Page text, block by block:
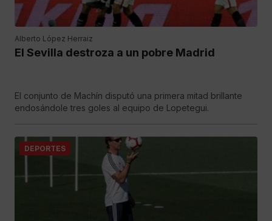
Alberto López Herraiz
El Sevilla destroza a un pobre Madrid
El conjunto de Machín disputó una primera mitad brillante
endosándole tres goles al equipo de Lopetegui.
DEPORTES